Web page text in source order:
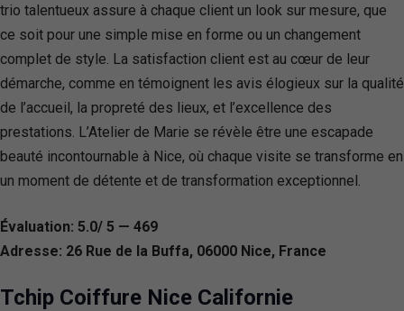
trio talentueux assure à chaque client un look sur mesure, que
ce soit pour une simple mise en forme ou un changement
complet de style. La satisfaction client est au cœur de leur
démarche, comme en témoignent les avis élogieux sur la qualité
de l’accueil, la propreté des lieux, et l’excellence des
prestations. L’Atelier de Marie se révèle être une escapade
beauté incontournable à Nice, où chaque visite se transforme en
un moment de détente et de transformation exceptionnel.
Évaluation: 5.0/ 5 — 469
Adresse: 26 Rue de la Buffa, 06000 Nice, France
Tchip Coiffure Nice Californie